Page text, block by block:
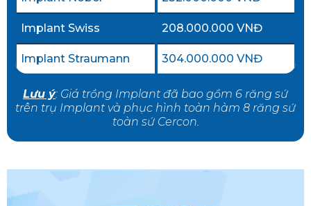
Implant Swiss 208.000.000 VNĐ
Implant Straumann 304.000.000 VNĐ
Lưu ý: Giá trồng Implant đã bao gồm 6 răng sứ
trên trụ Implant và phục hình toàn hàm 8 răng sứ
toàn sứ Cercon.